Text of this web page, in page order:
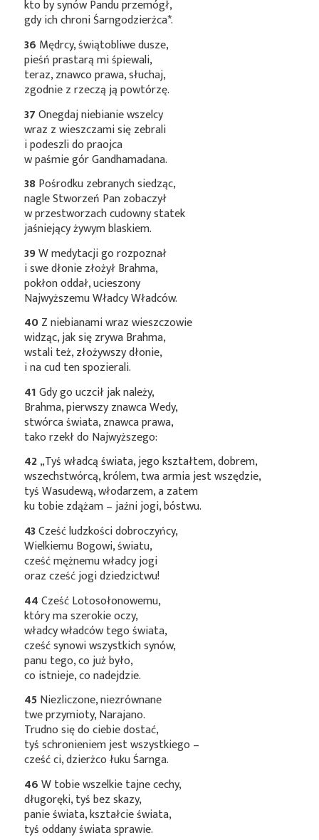
kto by synów Pandu przemógł,
gdy ich chroniŚarngodzierżca*.
36 Mędrcy, świątobliwe dusze,
pieśń prastarą mi śpiewali,
teraz, znawco prawa, słuchaj,
zgodnie z rzeczą ją powtórzę.
37Onegdaj niebianie wszelcy
wraz z wieszczami się zebrali
i podeszli do praojca
w paśmie gór Gandhamadana.
38Pośrodku zebranych siedząc,
nagle Stworzeń Pan zobaczył
w przestworzach cudowny statek
jaśniejący żywym blaskiem.
39W medytacji go rozpoznał
i swe dłonie złożył Brahma,
pokłon oddał, ucieszony
Najwyższemu Władcy Władców.
40Z niebianami wraz wieszczowie
widząc, jak się zrywa Brahma,
wstali też, złożywszy dłonie,
i na cud ten spozierali.
41Gdy go uczcił jak należy,
Brahma, pierwszy znawca Wedy,
stwórca świata, znawca prawa,
tako rzekł do Najwyższego:
42„Tyś władcą świata, jego kształtem, dobrem,
wszechstwórcą, królem, twa armia jest wszędzie,
tyś Wasudewą, włodarzem, a zatem
ku tobie zdążam – jaźni jogi, bóstwu.
43Cześć ludzkości dobroczyńcy,
Wielkiemu Bogowi, światu,
cześć mężnemu władcy jogi
oraz cześć jogi dziedzictwu!
44Cześć Lotosołonowemu,
który ma szerokie oczy,
władcy władców tego świata,
cześć synowi wszystkich synów,
panu tego, co już było,
co istnieje, co nadejdzie.
45Niezliczone, niezrównane
twe przymioty, Narajano.
Trudno się do ciebie dostać,
tyś schronieniem jest wszystkiego –
cześć ci, dzierżco łuku Śarnga.
46W tobie wszelkie tajne cechy,
długoręki, tyś bez skazy,
panie świata, kształcie świata,
tyś oddany świata sprawie.